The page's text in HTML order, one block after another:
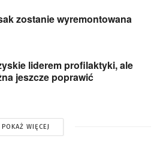
zostanie wyremontowana
liderem profilaktyki, ale
jeszcze poprawić
POKAŻ WIĘCEJ